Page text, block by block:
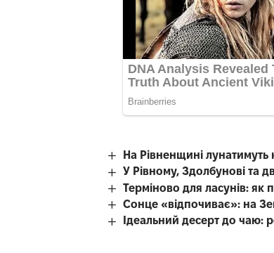
На Рівненщині лунатимуть
У Рівному, Здолбунові та
Терміново для ласунів: як
Сонце «відпочиває»: на
Ідеальний десерт до чаю: